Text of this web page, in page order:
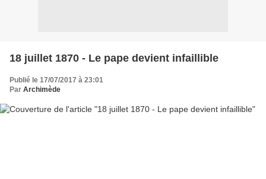
18 juillet 1870 - Le pape devient infaillible
Publié le 17/07/2017 à 23:01
Par Archimède